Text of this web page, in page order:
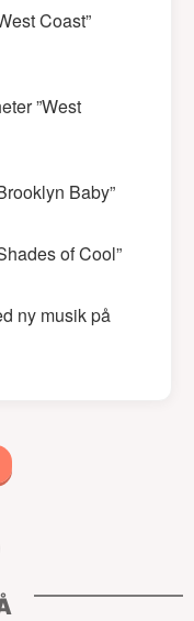
Coast”
”West
Baby”
of Cool”
ny musik på